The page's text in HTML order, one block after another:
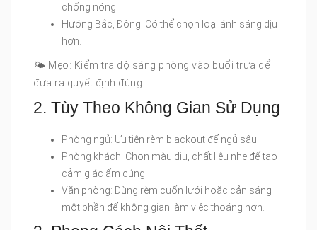
chống nóng.
Hướng Bắc, Đông: Có thể chọn loại ánh sáng dịu
hơn.
🌤️ Mẹo: Kiểm tra độ sáng phòng vào buổi trưa để
đưa ra quyết định đúng.
2. Tùy Theo Không Gian Sử Dụng
Phòng ngủ: Ưu tiên rèm blackout để ngủ sâu.
Phòng khách: Chọn màu dịu, chất liệu nhẹ để tạo
cảm giác ấm cúng.
Văn phòng: Dùng rèm cuốn lưới hoặc cản sáng
một phần để không gian làm việc thoáng hơn.